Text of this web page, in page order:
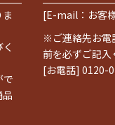
で
[E-mail：お客
※ご連絡先お電
前を必ずご記入
[お電話] 0120-